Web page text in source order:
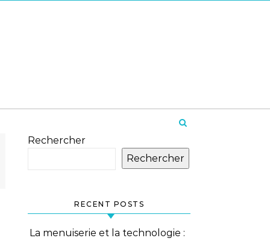
Rechercher
Rechercher
RECENT POSTS
La menuiserie et la technologie :